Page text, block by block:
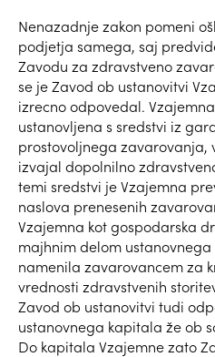
Nenazadnje zakon pomeni
podjetja samega, saj
Zavodu za zdravstveno
se je Zavod ob ustanovitvi
izrecno odpovedal.
ustanovljena s sredstvi iz
prostovoljnega zavarovanja,
izvajal dopolnilno
temi sredstvi je Vzajemna
naslova prenesenih
Vzajemna kot gospodarska
majhnim delom
namenila zavarovancem za
vrednosti zdravstvenih
Zavod ob ustanovitvi tudi
ustanovnega kapitala že ob
Do kapitala Vzajemne zato